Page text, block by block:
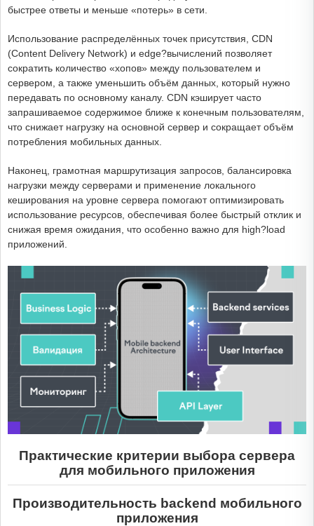
быстрее ответы и меньше «потерь» в сети.
Использование распределённых точек присутствия, CDN
(Content Delivery Network) и edge?вычислений позволяет
сократить количество «хопов» между пользователем и
сервером, а также уменьшить объём данных, который нужно
передавать по основному каналу. CDN кэширует часто
запрашиваемое содержимое ближе к конечным пользователям,
что снижает нагрузку на основной сервер и сокращает объём
потребления мобильных данных.
Наконец, грамотная маршрутизация запросов, балансировка
нагрузки между серверами и применение локального
кеширования на уровне сервера помогают оптимизировать
использование ресурсов, обеспечивая более быстрый отклик и
снижая время ожидания, что особенно важно для high?load
приложений.
Практические критерии выбора сервера
для мобильного приложения
Производительность backend мобильного
приложения